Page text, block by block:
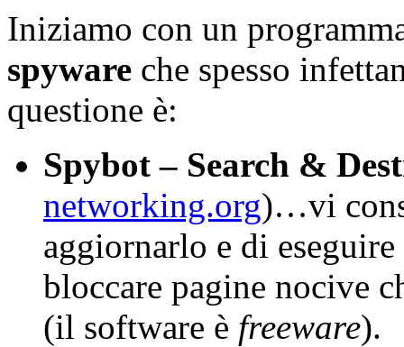
Iniziamo con un
spyware che spesso
questione è:
Spybot – Search &
networking.org)…vi
aggiornarlo e di
bloccare pagine nocive
(il software è freeware).